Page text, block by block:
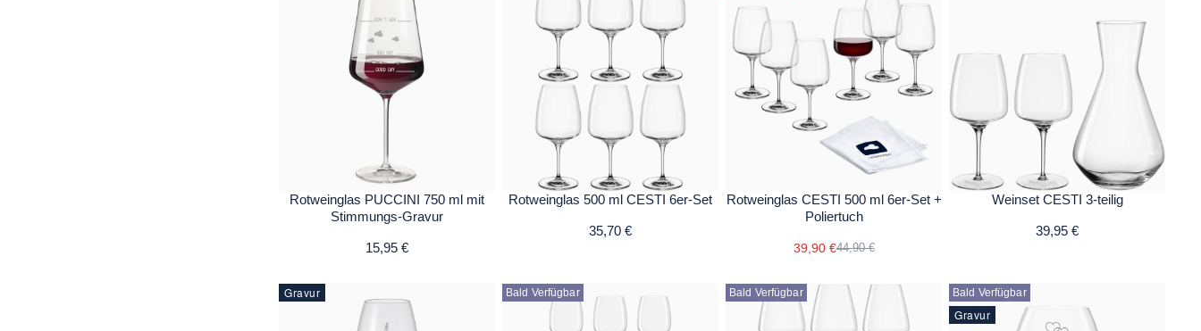
Rotweinglas PUCCINI 750 ml mit
Stimmungs-Gravur
15,95 €
Rotweinglas 500 ml CESTI 6er-Set
35,70 €
Rotweinglas CESTI 500 ml 6er-Set +
Poliertuch
39,90 €44,90 €
Weinset CESTI 3-teilig
39,95 €
Gravur Bald Verfügbar Bald Verfügbar Bald Verfügbar
Gravur